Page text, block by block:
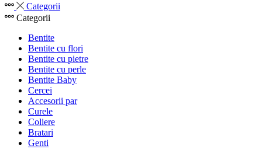
Categorii
Categorii
Bentite
Bentite cu flori
Bentite cu pietre
Bentite cu perle
Bentite Baby
Cercei
Accesorii par
Curele
Coliere
Bratari
Genti